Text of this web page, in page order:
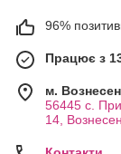
96%
Працює з
м.
56445 с.
14,